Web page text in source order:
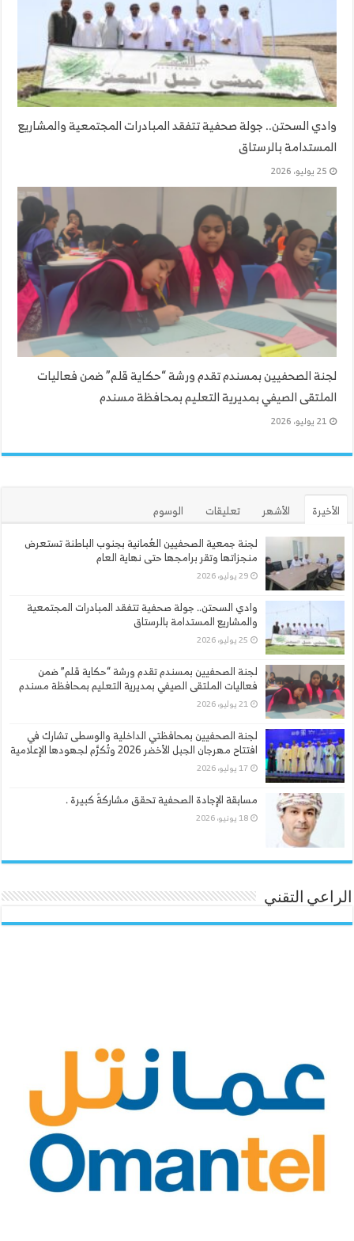
وادي السحتن.. جولة صحفية تتفقد المبادرات المجتمعية والمشاريع
المستدامة بالرستاق
25 يوليو، 2026
لجنة الصحفيين بمسندم تقدم ورشة “حكاية قلم” ضمن فعاليات
الملتقى الصيفي بمديرية التعليم بمحافظة مسندم
21 يوليو، 2026
الأخيرة الأشهر تعليقات
الوسوم
لجنة جمعية الصحفيين العُمانية بجنوب الباطنة تستعرض
منجزاتها وتقر برامجها حتى نهاية العام
29 يوليو، 2026
وادي السحتن.. جولة صحفية تتفقد المبادرات المجتمعية
والمشاريع المستدامة بالرستاق
25 يوليو، 2026
لجنة الصحفيين بمسندم تقدم ورشة “حكاية قلم” ضمن
فعاليات الملتقى الصيفي بمديرية التعليم بمحافظة مسندم
21 يوليو، 2026
لجنة الصحفيين بمحافظتي الداخلية والوسطى تشارك في
افتتاح مهرجان الجبل الأخضر 2026 وتُكرَّم لجهودها الإعلامية
17 يوليو، 2026
مسابقة الإجادة الصحفية تحقق مشاركةً كبيرة .
18 يونيو، 2026
الراعي التقني